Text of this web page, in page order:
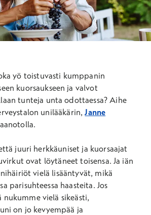
yö toistuvasti kumppanin
kuorsaukseen ja valvot
tunteja unta odottaessa? Aihe
unilääkärin,Janne
juuri herkkäuniset ja kuorsaajat
ovat löytäneet toisensa. Ja iän
vielä lisääntyvät, mikä
parisuhteessa haasteita. Jos
nukumme vielä sikeästi,
on jo kevyempää ja